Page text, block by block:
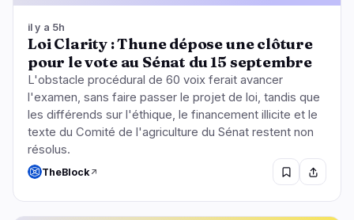
il y a 5h
Loi Clarity : Thune dépose une clôture
pour le vote au Sénat du 15 septembre
L'obstacle procédural de 60 voix ferait avancer
l'examen, sans faire passer le projet de loi, tandis que
les différends sur l'éthique, le financement illicite et le
texte du Comité de l'agriculture du Sénat restent non
résolus.
TheBlock